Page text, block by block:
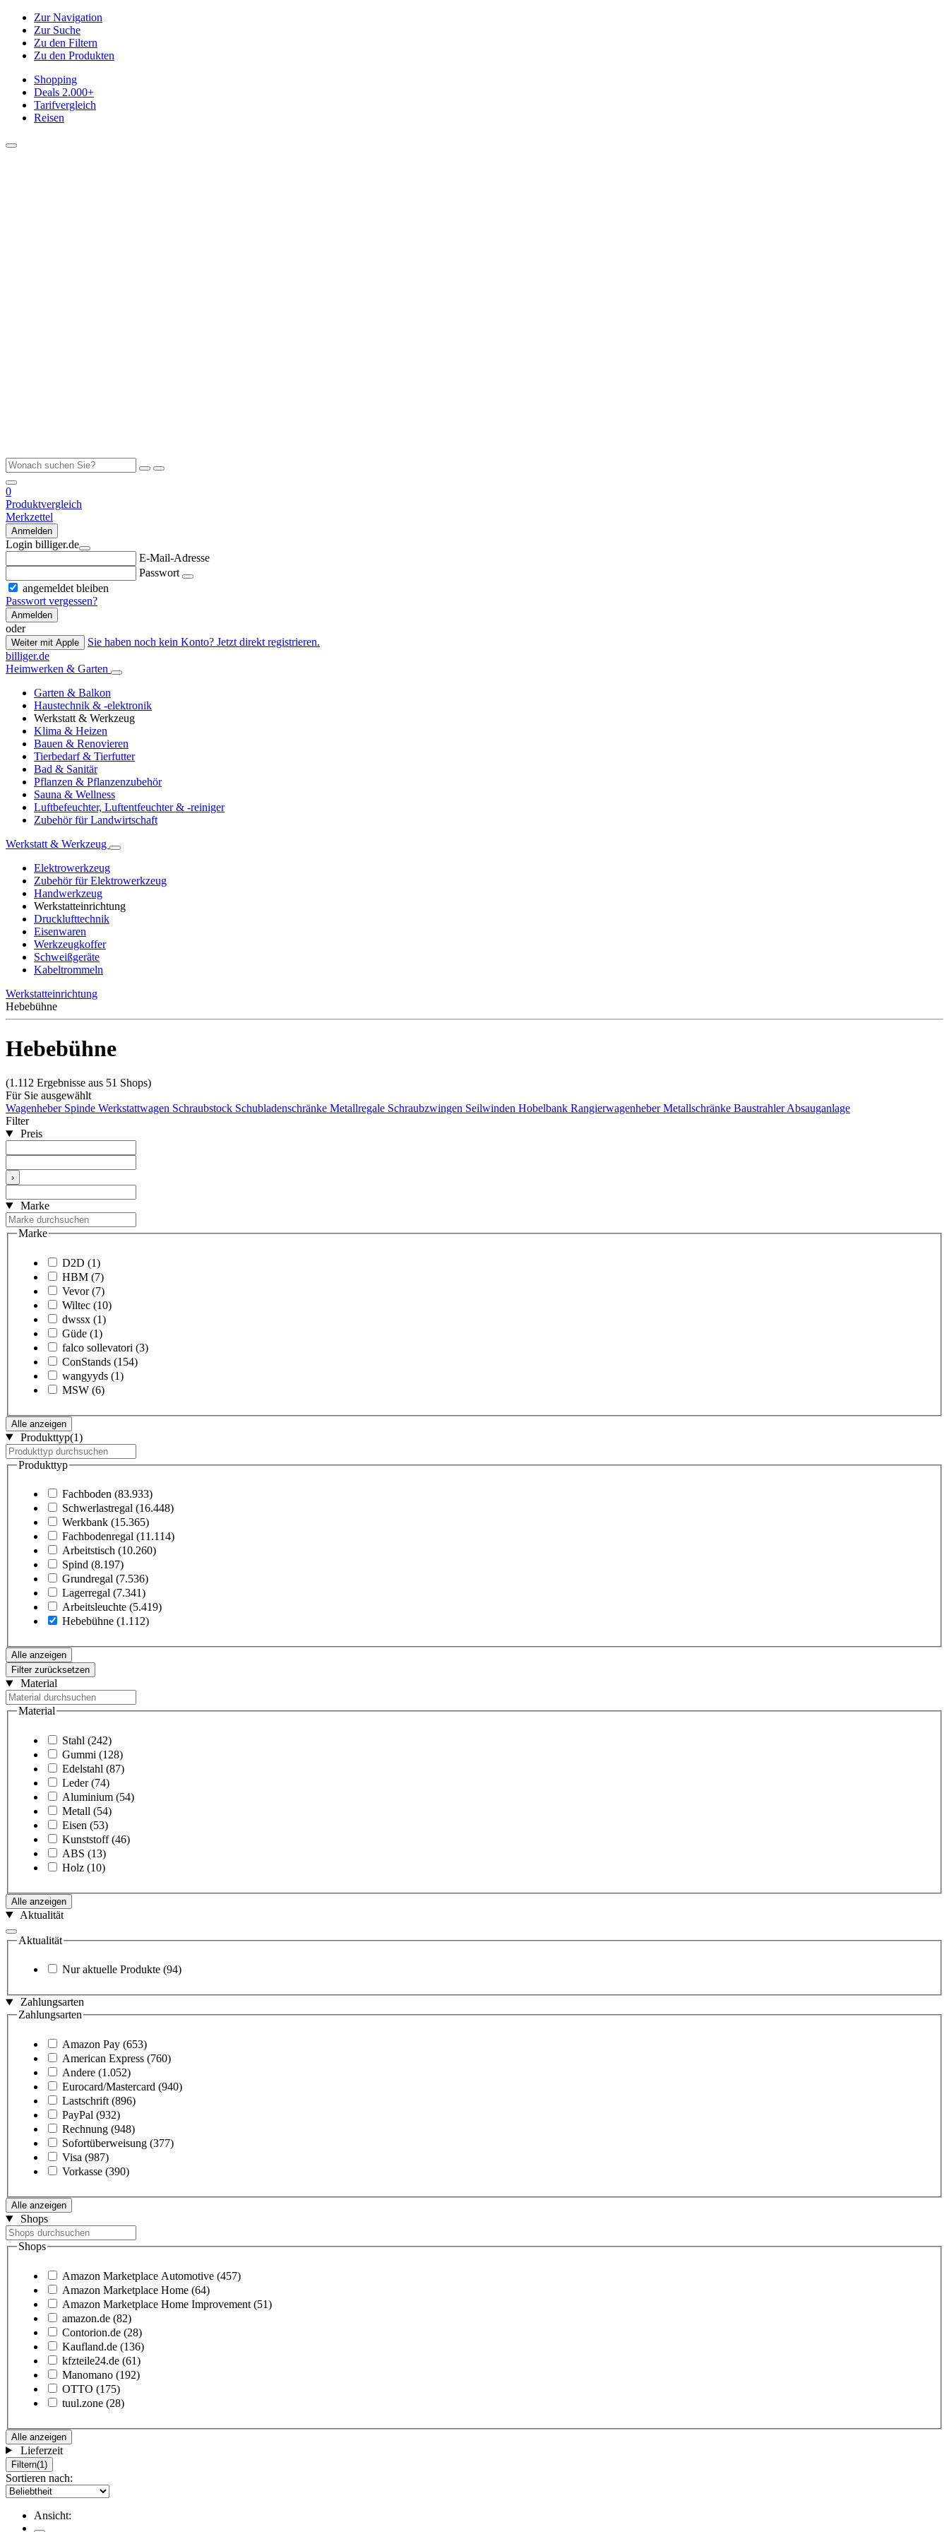
Zur Navigation
Zur Suche
Zu den Filtern
Zu den Produkten
Shopping
Deals 2.000+
Tarifvergleich
Reisen
0
Produktvergleich
Merkzettel
Anmelden
Login billiger.de
E-Mail-Adresse
Passwort
angemeldet bleiben
Passwort vergessen?
Anmelden
oder
Weiter mit Apple
Sie haben noch kein Konto? Jetzt direkt registrieren.
billiger.de
Heimwerken & Garten
Garten & Balkon
Haustechnik & -elektronik
Werkstatt & Werkzeug
Klima & Heizen
Bauen & Renovieren
Tierbedarf & Tierfutter
Bad & Sanitär
Pflanzen & Pflanzenzubehör
Sauna & Wellness
Luftbefeuchter, Luftentfeuchter & -reiniger
Zubehör für Landwirtschaft
Werkstatt & Werkzeug
Elektrowerkzeug
Zubehör für Elektrowerkzeug
Handwerkzeug
Werkstatteinrichtung
Drucklufttechnik
Eisenwaren
Werkzeugkoffer
Schweißgeräte
Kabeltrommeln
Werkstatteinrichtung
Hebebühne
Hebebühne
(1.112 Ergebnisse aus 51 Shops)
Für Sie ausgewählt
Wagenheber Spinde Werkstattwagen Schraubstock Schubladenschränke Metallregale Schraubzwingen Seilwinden Hobelbank RangierwagenheberMetallschränke BaustrahlerAbsauganlage
Filter
Preis
›
Marke
Marke
D2D (1)
HBM (7)
Vevor (7)
Wiltec (10)
dwssx (1)
Güde (1)
falco sollevatori (3)
ConStands (154)
wangyyds (1)
MSW (6)
Alle anzeigen
Produkttyp(1)
Produkttyp
Fachboden (83.933)
Schwerlastregal (16.448)
Werkbank (15.365)
Fachbodenregal (11.114)
Arbeitstisch (10.260)
Spind (8.197)
Grundregal (7.536)
Lagerregal (7.341)
Arbeitsleuchte (5.419)
Hebebühne (1.112)
Alle anzeigen
Filter zurücksetzen
Material
Material
Stahl (242)
Gummi (128)
Edelstahl (87)
Leder (74)
Aluminium (54)
Metall (54)
Eisen (53)
Kunststoff (46)
ABS (13)
Holz (10)
Alle anzeigen
Aktualität
Aktualität
Nur aktuelle Produkte (94)
Zahlungsarten
Zahlungsarten
Amazon Pay (653)
American Express (760)
Andere (1.052)
Eurocard/Mastercard (940)
Lastschrift (896)
PayPal (932)
Rechnung (948)
Sofortüberweisung (377)
Visa (987)
Vorkasse (390)
Alle anzeigen
Shops
Shops
Amazon Marketplace Automotive (457)
Amazon Marketplace Home (64)
Amazon Marketplace Home Improvement (51)
amazon.de (82)
Contorion.de (28)
Kaufland.de (136)
kfzteile24.de (61)
Manomano (192)
OTTO (175)
tuul.zone (28)
Alle anzeigen
Lieferzeit
Filtern(1)
Sortieren nach:
Ansicht: